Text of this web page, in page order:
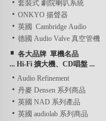
套裝式 劇院喇叭系統
ONKYO 揚聲器
英國 Cambridge Audio
德國 Audio Valve 真空管機
各大品牌 單機名品
... Hi-Fi 擴大機、CD唱盤 ...
Audio Refinement
丹麥 Densen 系列商品
英國 NAD 系列產品
英國 audiolab 系列商品